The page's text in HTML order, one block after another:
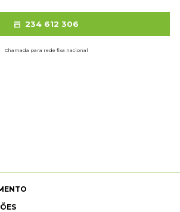
234 612 306
Chamada para rede fixa nacional